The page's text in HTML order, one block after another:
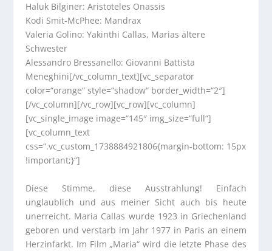
Haluk Bilginer: Aristoteles Onassis
Kodi Smit-McPhee: Mandrax
Valeria Golino: Yakinthi Callas, Marias ältere
Schwester
Alessandro Bressanello: Giovanni Battista
Meneghini[/vc_column_text][vc_separator
color=“orange“ style=“shadow“ border_width=“2″]
[/vc_column][/vc_row][vc_row][vc_column]
[vc_single_image image=“145″ img_size=“full“]
[vc_column_text
css=“.vc_custom_1738884921806{margin-bottom: 15px
!important;}“]
Diese Stimme, diese Ausstrahlung! Einfach
unglaublich und aus meiner Sicht auch bis heute
unerreicht. Maria Callas wurde 1923 in Griechenland
geboren und verstarb im Jahr 1977 in Paris an einem
Herzinfarkt. Im Film „Maria“ wird die letzte Phase des